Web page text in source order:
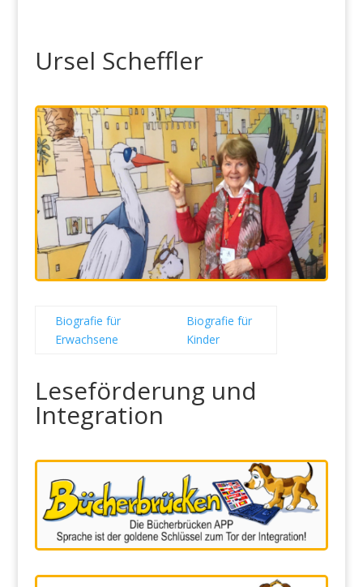
Ursel Scheffler
Biografie für
Erwachsene
Biografie für
Kinder
Leseförderung und
Integration